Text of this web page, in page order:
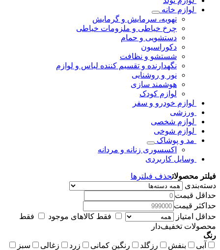
لوازم خانه
تهویه، سرمایش و گرمایش
چرخ خیاطی و ملزومات خیاطی
دستشویی و حمام
دکوراسیون
شستشو و نظافت
نگهدارنده و تقسیم کننده لباس و لوازم
نور و روشنایی
هوشمند سازی
لوازم کودک
لوازم خودرو و سفر
ورزشی
لوازم شخصی
لوازم شوخی
مد و پوشاک
اکسسوری زنانه و مردانه
وسایل کاربردی
فیلتر محصولاتحذف فیلترها
دسته‌بندی
حداقل قیمت
حداکثر قیمت
حداقل امتیاز
فقط کالاهای موجود
فقط
محصولات تخفیف‌دار
رنگ
آبی
بنفش رزگلد رنگین کمانی زرد زغالی
سبز